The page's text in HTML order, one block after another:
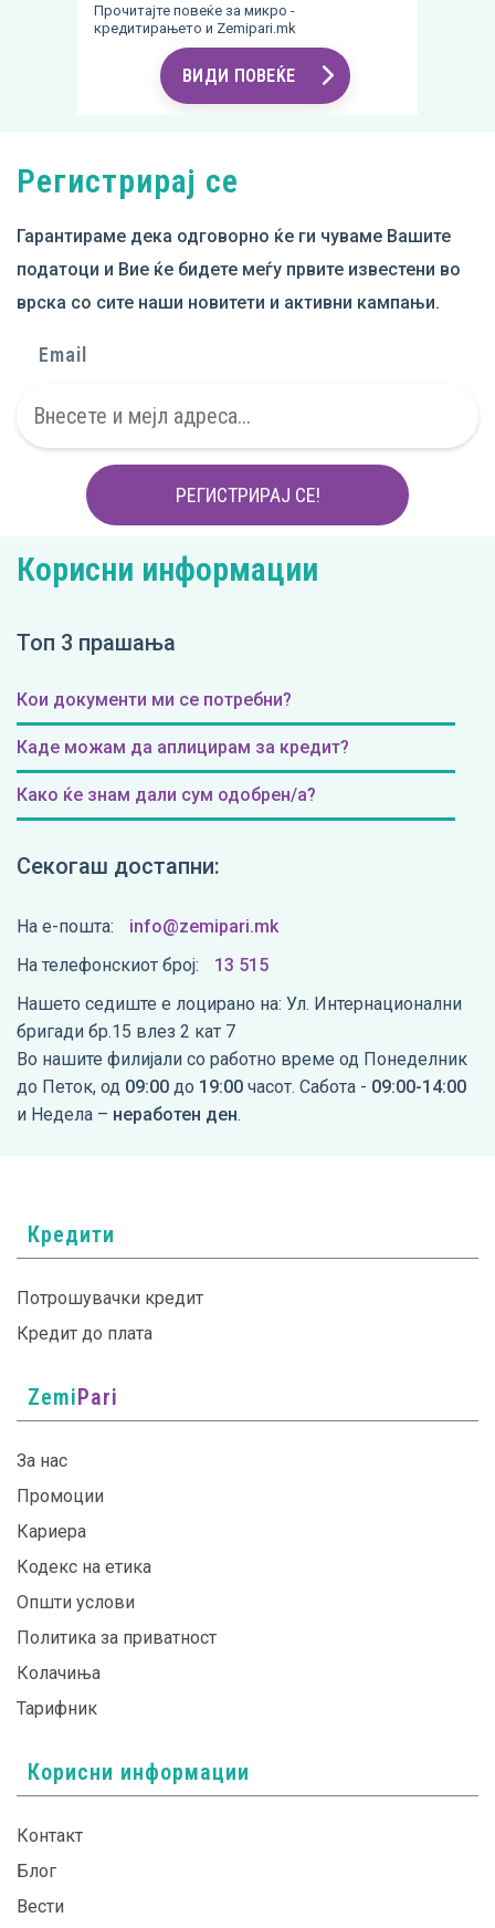
Прочитајте повеќе за микро -
кредитирањето и Zemipari.mk
ВИДИ ПОВЕЌЕ
4
Регистрирај се
Гарантираме дека одговорно ќе ги чуваме Вашите
податоци и Вие ќе бидете меѓу првите известени во
врска со сите наши новитети и активни кампањи.
Email
РЕГИСТРИРАЈ СЕ!
Корисни информации
Топ 3 прашања
Кои документи ми се потребни?
Каде можам да аплицирам за кредит?
Како ќе знам дали сум одобрен/а?
Секогаш достапни:
На е-пошта:
info@zemipari.mk
На телефонскиот број:
13 515
Нашето седиште е лоцирано на: Ул. Интернационални
бригади бр.15 влез 2 кат 7
Во нашите филијали со работно време од Понеделник
до Петок, од 09:00 до 19:00 часот. Сабота - 09:00-14:00
и Недела – неработен ден.
Кредити
Потрошувачки кредит
Кредит до плата
ZemiPari
За нас
Промоции
Кариера
Кодекс на етика
Општи услови
Политика за приватност
Колачиња
Тарифник
Корисни информации
Контакт
Блог
Вести